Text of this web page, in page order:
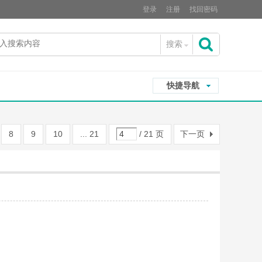
登录 注册 找回密码
搜索
快捷导航
8 9 10 ... 21 / 21 页 下一页